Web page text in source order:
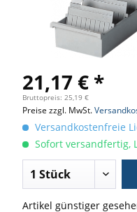
21,17 € *
Bruttopreis: 25,19 €
Preise zzgl. MwSt.
Versandkostenfreie
Sofort versandfertig,
Artikel günstiger